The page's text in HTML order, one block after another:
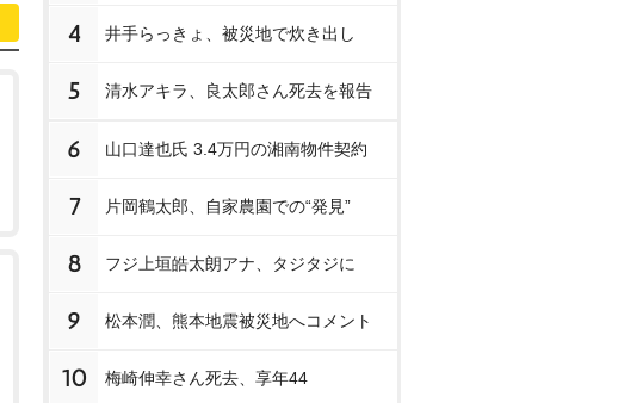
4 井手らっきょ、被災地で炊き出し
5 清水アキラ、良太郎さん死去を報告
6 山口達也氏 3.4万円の湘南物件契約
7 片岡鶴太郎、自家農園での“発見”
8 フジ上垣皓太朗アナ、タジタジに
9 松本潤、熊本地震被災地へコメント
10 梅崎伸幸さん死去、享年44